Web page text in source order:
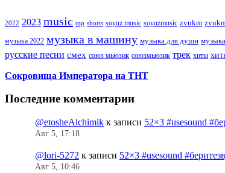
2022 2023 music rap shorts soyuz music soyuzmusic zvukm
музыка 2022 музыка в машину музыка для души
русские песни смех союз мьюзик союзмьюзик трек хиты
Сокровища Императора на ТНТ
Последние комментарии
@etosheAlchimik к записи 52×3 #usesound
Авг 5, 17:18
@lori-5272 к записи 52×3 #usesound
Авг 5, 10:46